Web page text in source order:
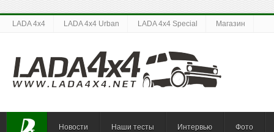
LADA 4x4 LADA 4x4 Urban LADA 4x4 Special Магазин
Новости Наши тесты Интервью Фото